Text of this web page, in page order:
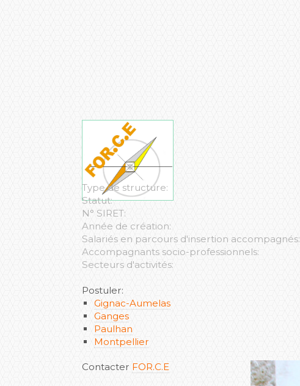
Type de structure:
Statut:
N° SIRET:
Année de création:
Salariés en parcours d'insertion accompagnés:
Accompagnants socio-professionnels:
Secteurs d'activités:
Postuler:
Gignac-Aumelas
Ganges
Paulhan
Montpellier
Contacter FOR.C.E